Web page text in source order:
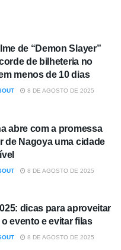
de “Demon Slayer”
de bilheteria no
menos de 10 dias
8 DE AGOSTO DE 2025
abre com a promessa
de Nagoya uma cidade
8 DE AGOSTO DE 2025
dicas para aproveitar
evento e evitar filas
8 DE AGOSTO DE 2025